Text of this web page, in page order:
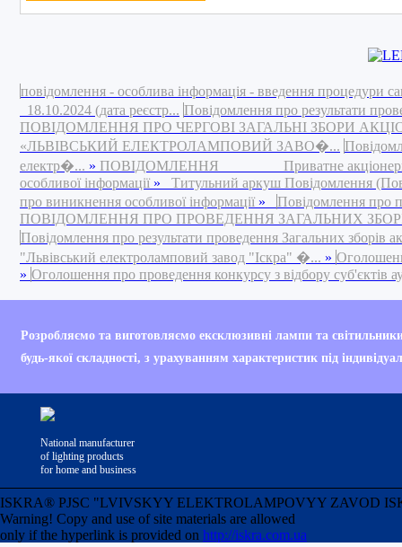
повідомлення - особлива інформація - введення процедури
18.10.2024 (дата реєстр... Повідомлення про результати
ПОВІДОМЛЕННЯ ПРО ЧЕРГОВІ ЗАГАЛЬНІ ЗБОРИ
«ЛЬВІВСЬКИЙ ЕЛЕКТРОЛАМПОВИЙ ЗАВО�...
електр�... » ПОВІДОМЛЕННЯ Приватне акціонерне
особливої інформації »
Титульний аркуш Повідомлення
про виникнення особливої інформації »
Повідомлення про
ПОВІДОМЛЕННЯ ПРО ПРОВЕДЕННЯ ЗАГАЛЬНИХ
Повідомлення про результати проведення Загальних зборів
"Львівський електроламповий завод "Іскра" �... »
» Оголошення про проведення конкурсу з відбору суб'єктів
Розробляємо та виготовляємо ексклюзивні лампи та
будь-якої складності, з урахуванням характеристик під
National manufacturer
of lighting products
for home and business
ISKRA® PJSC "LVIVSKYY ELEKTROLAMPOVYY ZAVOD
Warning! Copy and use of site materials are allowed
only if the hyperlink is provided on http://iskra.com.ua
Your are currently
Internet Explorer 6
Your current web
version 7 of Internet
advantage of all of